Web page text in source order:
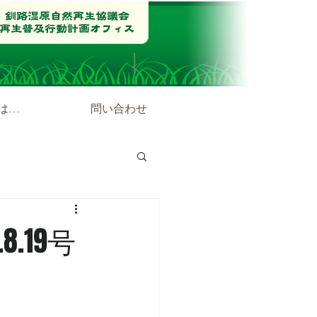
… 問い合わせ
号